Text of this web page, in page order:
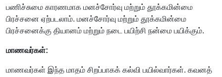
பணிச்சுமை காரணமாக மனச்சோர்வு மற்றும் தூக்கமின்மை
பிரச்சனை ஏற்படலாம். மனச்சோர்வு மற்றும் தூக்கமின்மை
பிரச்சனைக்கு தியானம் மற்றும் நடை பயிற்சி நன்மை பயிக்கும்.
மாணவர்கள்:
மாணவர்கள் இந்த மாதம் சிறப்பாகக் கல்வி பயில்வார்கள். கவனத்